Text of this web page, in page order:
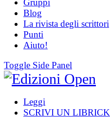
Gruppi
Blog
La rivista degli scrittori
Punti
Aiuto!
Toggle Side Panel
Leggi
SCRIVI UN LIBRICK